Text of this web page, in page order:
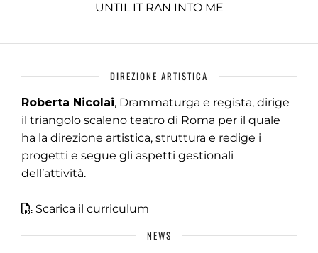
UNTIL IT RAN INTO ME
DIREZIONE ARTISTICA
Roberta Nicolai, Drammaturga e regista, dirige
il triangolo scaleno teatro di Roma per il quale
ha la direzione artistica, struttura e redige i
progetti e segue gli aspetti gestionali
dell’attività.
Scarica il curriculum
NEWS